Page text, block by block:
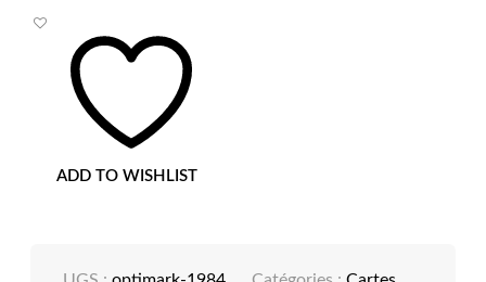
GEFORCE
RTX
3080
O10G
GAMING
(LHR)
ADD TO WISHLIST